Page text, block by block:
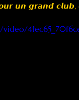
𝙪𝙣 𝙜𝙧𝙖𝙣𝙙